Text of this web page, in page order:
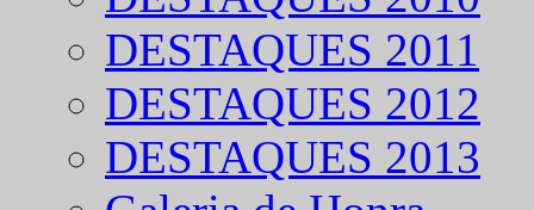
DESTAQUES 2011
DESTAQUES 2012
DESTAQUES 2013